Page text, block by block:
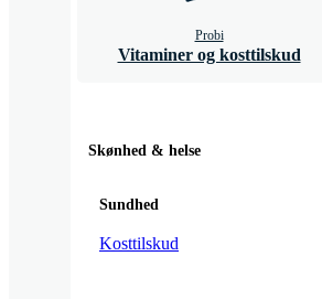
Probi
Vitaminer og kosttilskud
Skønhed & helse
Sundhed
Kosttilskud